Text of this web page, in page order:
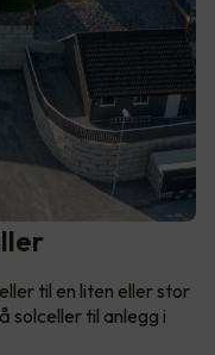
til en liten eller stor
solceller til anlegg i